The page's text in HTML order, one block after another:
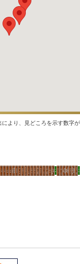
より、見どころを示す数字